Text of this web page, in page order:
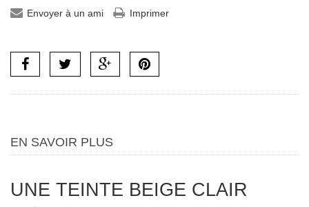
Envoyer à un ami Imprimer
EN SAVOIR PLUS
UNE TEINTE BEIGE CLAIR